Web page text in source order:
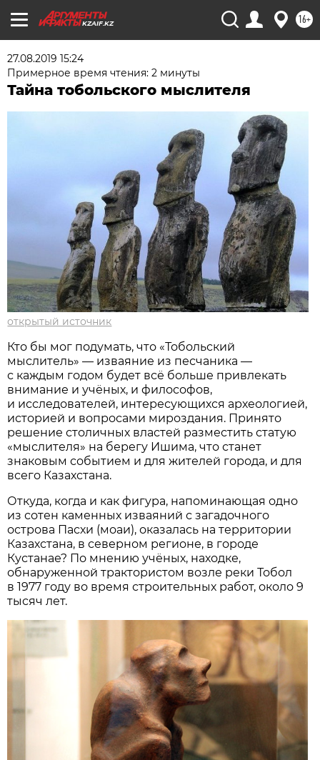
KZAIF.KZ 16+
27.08.2019 15:24
Примерное время чтения: 2 минуты
Тайна тобольского мыслителя
открытый источник
Кто бы мог подумать, что «Тобольский
мыслитель» — изваяние из песчаника —
с каждым годом будет всё больше привлекать
внимание и учёных, и философов,
и исследователей, интересующихся археологией,
историей и вопросами мироздания. Принято
решение столичных властей разместить статую
«мыслителя» на берегу Ишима, что станет
знаковым событием и для жителей города, и для
всего Казахстана.
Откуда, когда и как фигура, напоминающая одно
из сотен каменных изваяний с загадочного
острова Пасхи (моаи), оказалась на территории
Казахстана, в северном регионе, в городе
Кустанае? По мнению учёных, находке,
обнаруженной трактористом возле реки Тобол
в 1977 году во время строительных работ, около 9
тысяч лет.